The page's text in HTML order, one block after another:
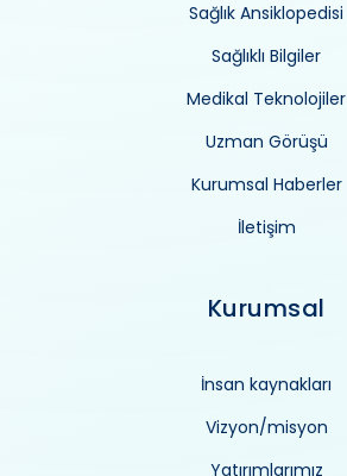
Sağlık Ansiklopedisi
Sağlıklı Bilgiler
Medikal Teknolojiler
Uzman Görüşü
Kurumsal Haberler
İletişim
Kurumsal
İnsan kaynakları
Vizyon/misyon
Yatırımlarımız